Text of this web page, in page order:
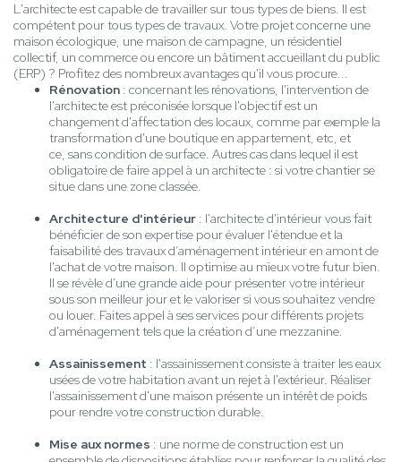
L'architecte est capable de travailler sur tous types de biens. Il est
compétent pour tous types de travaux. Votre projet concerne une
maison écologique, une maison de campagne, un résidentiel
collectif, un commerce ou encore un bâtiment accueillant du public
(ERP) ? Profitez des nombreux avantages qu'il vous procure...
Rénovation : concernant les rénovations, l'intervention de
l'architecte est préconisée lorsque l'objectif est un
changement d'affectation des locaux, comme par exemple la
transformation d'une boutique en appartement, etc, et
ce, sans condition de surface. Autres cas dans lequel il est
obligatoire de faire appel à un architecte : si votre chantier se
situe dans une zone classée.
Architecture d'intérieur : l'architecte d'intérieur vous fait
bénéficier de son expertise pour évaluer l'étendue et la
faisabilité des travaux d’aménagement intérieur en amont de
l'achat de votre maison. Il optimise au mieux votre futur bien.
Il se révèle d'une grande aide pour présenter votre intérieur
sous son meilleur jour et le valoriser si vous souhaitez vendre
ou louer. Faites appel à ses services pour différents projets
d'aménagement tels que la création d’une mezzanine.
Assainissement : l'assainissement consiste à traiter les eaux
usées de votre habitation avant un rejet à l'extérieur. Réaliser
l'assainissement d'une maison présente un intérêt de poids
pour rendre votre construction durable.
Mise aux normes : une norme de construction est un